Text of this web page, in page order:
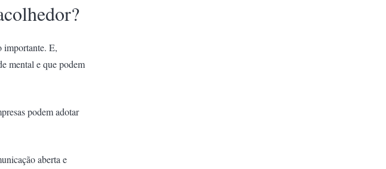
importante. E,
mental e que podem
podem adotar
aberta e